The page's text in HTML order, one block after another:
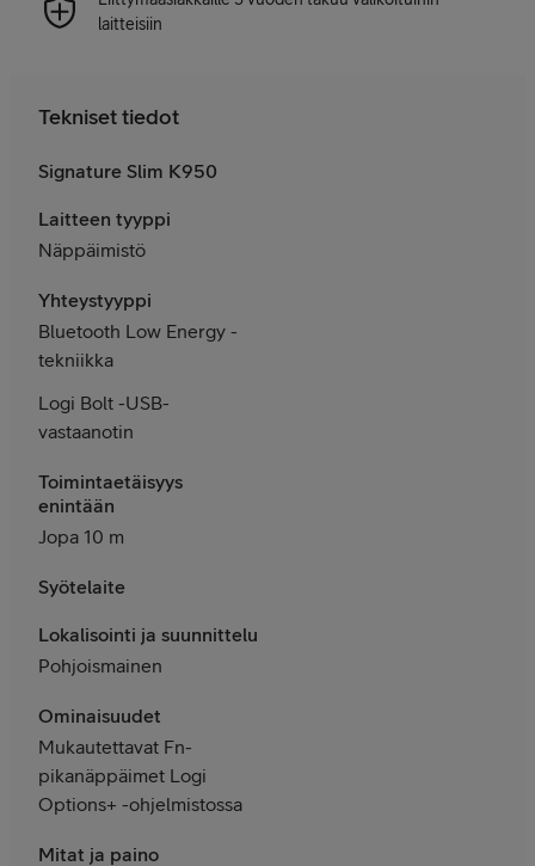
laitteisiin
Tekniset tiedot
Signature Slim K950
Laitteen tyyppi
Näppäimistö
Yhteystyyppi
Bluetooth Low Energy -
tekniikka
Logi Bolt -USB-
vastaanotin
Toimintaetäisyys
enintään
Jopa 10 m
Syötelaite
Lokalisointi ja suunnittelu
Pohjoismainen
Ominaisuudet
Mukautettavat Fn-
pikanäppäimet Logi
Options+ -ohjelmistossa
Mitat ja paino